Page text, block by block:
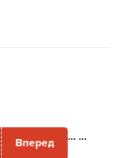
... ...
Вперед